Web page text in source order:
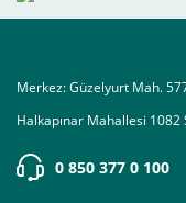
Merkez: Güzelyurt Mah.
Halkapınar Mahallesi 1082
0 850 377 0 100